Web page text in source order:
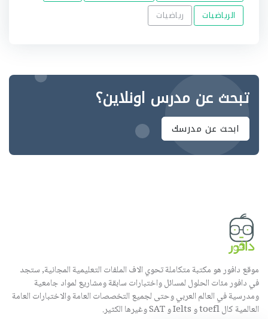
الرياضيات
رياضيات
تبحث عن مدرس اونلاين؟
ابحث عن مدرسك
موقع دافور هو مكتبة متكاملة تحوي الاف الملفات التعليمية المجانية, ستجد
في دافور مئات الحلول لمسائل واختبارات سابقة ومشاريع لمواد جامعية
ومدرسية في العالم العربي وحتى لجميع التخصصات العامة والاختبارات العامة
العالمية كال toefl و Ielts و SAT وغيرها الكثير.